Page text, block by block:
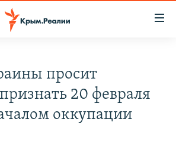
просит
20 февраля
оккупации